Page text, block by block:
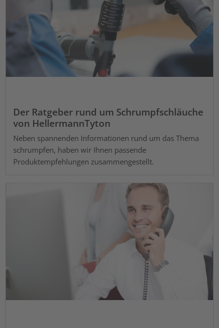
Der Ratgeber rund um Schrumpfschläuche
von HellermannTyton
Neben spannenden Informationen rund um das Thema
schrumpfen, haben wir Ihnen passende
Produktempfehlungen zusammengestellt.